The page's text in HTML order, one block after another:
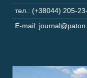
тел.: (+38044) 205-
E-mail: